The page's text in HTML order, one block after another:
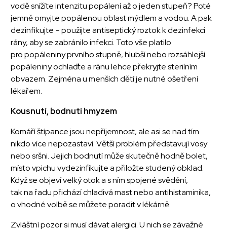
vodě snížíte intenzitu popálení až o jeden stupeň? Poté
jemně omyjte popálenou oblast mýdlem a vodou. A pak
dezinfikujte – použijte antiseptický roztok k dezinfekci
rány, aby se zabránilo infekci. Toto vše platilo
pro popáleniny prvního stupně, hlubší nebo rozsáhlejší
popáleniny ochlaďte a ránu lehce překryjte sterilním
obvazem. Zejména u menších dětí je nutné ošetření
lékařem.
Kousnutí, bodnutí hmyzem
Komáří štípance jsou nepříjemnost, ale asi se nad tím
nikdo více nepozastaví. Větší problém představují vosy
nebo sršni. Jejich bodnutí může skutečně hodně bolet,
místo vpichu vydezinfikujte a přiložte studený obklad.
Když se objeví velký otok a s ním spojené svědění,
tak na řadu přichází chladivá mast nebo antihistaminika,
o vhodné volbě se můžete poradit v lékárně.
Zvláštní pozor si musí dávat alergici. U nich se závažné